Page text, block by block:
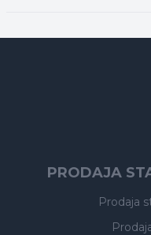
PRODAJA
Prodaja